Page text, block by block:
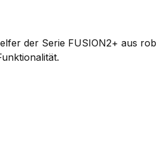
der Serie FUSION2+ aus